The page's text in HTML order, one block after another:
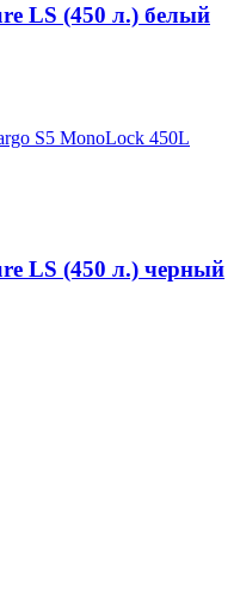
LS (450 л.) белый
LS (450 л.) черный